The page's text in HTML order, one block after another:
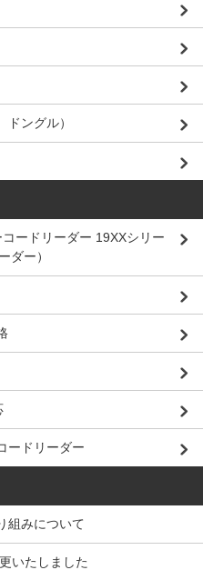
ングル）
ードリーダー 19XXシリー
ダー）
ードリーダー
組みについて
いたしました